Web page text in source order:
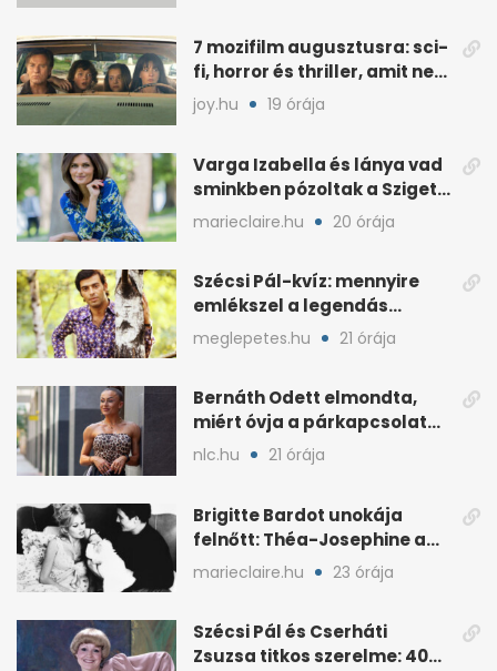
7 mozifilm augusztusra: sci-
fi, horror és thriller, amit nem
érdemes kihagyni
joy.hu 19 órája
Varga Izabella és lánya vad
sminkben pózoltak a Sziget
előtt
marieclaire.hu 20 órája
Szécsi Pál-kvíz: mennyire
emlékszel a legendás
énekes történetére?
meglepetes.hu 21 órája
Bernáth Odett elmondta,
miért óvja a párkapcsolatát
a nyilvánosságtól
nlc.hu 21 órája
Brigitte Bardot unokája
felnőtt: Théa-Josephine a
nagymamájára hasonlít
marieclaire.hu 23 órája
Szécsi Pál és Cserháti
Zsuzsa titkos szerelme: 40